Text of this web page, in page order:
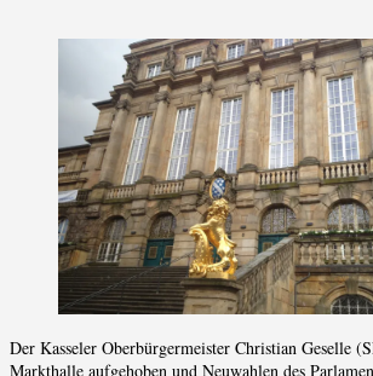
Der Kasseler Oberbürgermeister Christian Geselle
Markthalle aufgehoben und Neuwahlen des